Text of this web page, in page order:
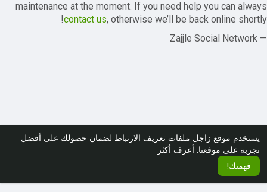
يستخدم موقع زاجل ملفات تعريف الارتباط لضمان حصولك على أفضل
تجربة على موقعنا. أعرف أكثر
فهمتك!
maintenance at the moment. If you need help you can always
contact us, otherwise we’ll be back online shortly!
— Zajjle Social Network